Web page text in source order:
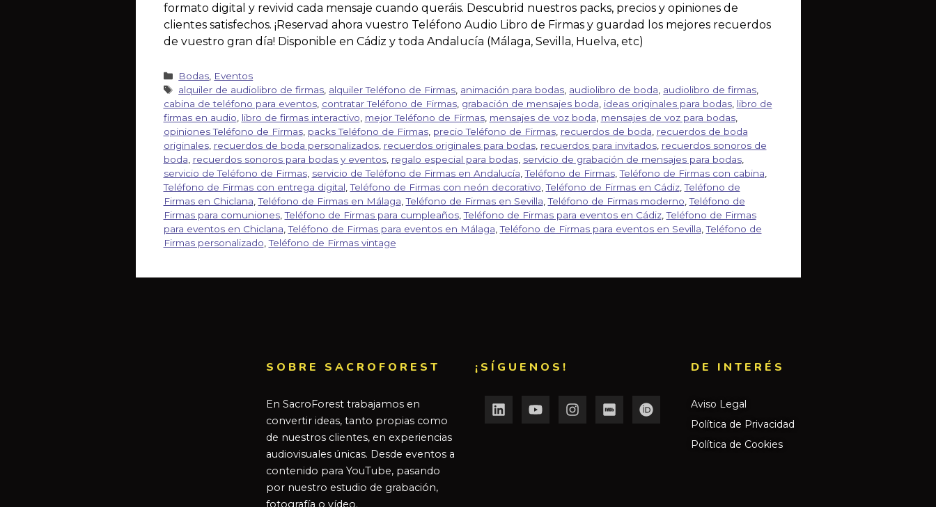
formato digital y revivid cada mensaje cuando queráis. Descubrid nuestros packs, precios y opiniones de
clientes satisfechos. ¡Reservad ahora vuestro Teléfono Audio Libro de Firmas y guardad los mejores recuerdos
de vuestro gran día! Disponible en Cádiz y toda Andalucía (Málaga, Sevilla, Huelva, etc)
Bodas Eventos
alquiler de audiolibro de firmas alquiler Teléfono de Firmas animación para bodas audiolibro de boda audiolibro de firmas
cabina de teléfono para eventos, contratar Teléfono de Firmas, grabación de mensajes boda ideas originales para bodas, libro de
firmas en audio libro de firmas interactivo mejor Teléfono de Firmas, mensajes de voz boda mensajes de voz para bodas,
opiniones Teléfono de Firmas, packs Teléfono de Firmas, precio Teléfono de Firmas, recuerdos de boda recuerdos de boda
originales, recuerdos de boda personalizados, recuerdos originales para bodas, recuerdos para invitados, recuerdos sonoros de
boda recuerdos sonoros para bodas y eventos, regalo especial para bodas, servicio de grabación de mensajes para bodas,
servicio de Teléfono de Firmas, servicio de Teléfono de Firmas en Andalucía ,Teléfono de Firmas,Teléfono de Firmas con cabina
Teléfono de Firmas con entrega digital ,Teléfono de Firmas con neón decorativo ,Teléfono de Firmas en Cádiz,Teléfono de
Firmas en Chiclana ,Teléfono de Firmas en Málaga ,Teléfono de Firmas en Sevilla ,Teléfono de Firmas moderno ,Teléfono de
Firmas para comuniones,Teléfono de Firmas para cumpleaños,Teléfono de Firmas para eventos en Cádiz,Teléfono de Firmas
para eventos en Chiclana ,Teléfono de Firmas para eventos en Málaga ,Teléfono de Firmas para eventos en Sevilla ,Teléfono de
Firmas personalizado ,Teléfono de Firmas vintage
SOBRE SACROFOREST
En SacroForest trabajamos en
convertir ideas, tanto propias como
de nuestros clientes, en experiencias
audiovisuales únicas. Desde eventos a
contenido para YouTube, pasando
por nuestro estudio de grabación,
fotografía o vídeo.
¡SÍGUENOS! DE INTERÉS​
Aviso Legal
Política de Privacidad
Política de Cookies